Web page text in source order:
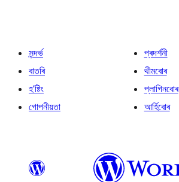
সন্দৰ্ভ
বাতৰি
হ’ষ্টিং
গোপনীয়তা
প্ৰদৰ্শনী
থীমবোৰ
প্লাগিনবোৰ
আৰ্হিবোৰ